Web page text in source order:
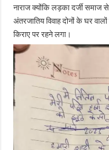
नाराज क्योंकि लड़का दर्जी
अंतरजातिय विवाह दोनों के घर
किराए पर रहने लगा।